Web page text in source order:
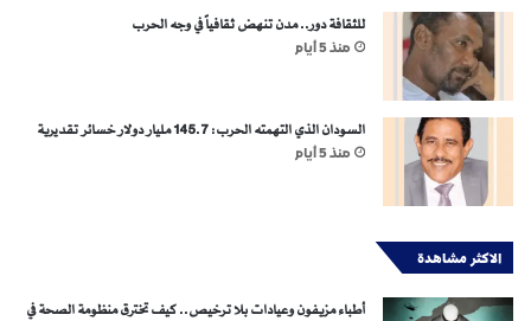
للثقافة دور.. مدن تنهض ثقافياً في وجه الحرب
منذ 5 أيام
السودان الذي التهمته الحرب: 145.7 مليار دولار خسائر تقديرية
منذ 5 أيام
الاكثر مشاهدة
أطباء مزيفون وعيادات بلا ترخيص.. كيف تخترق منظومة الصحة في